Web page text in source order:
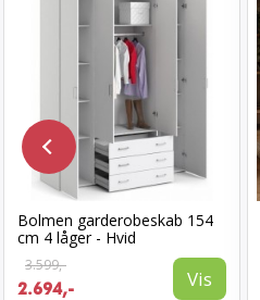
Bolmen garderobeskab 154
cm 4 låger - Hvid
3.599,-
2.694,- Vis